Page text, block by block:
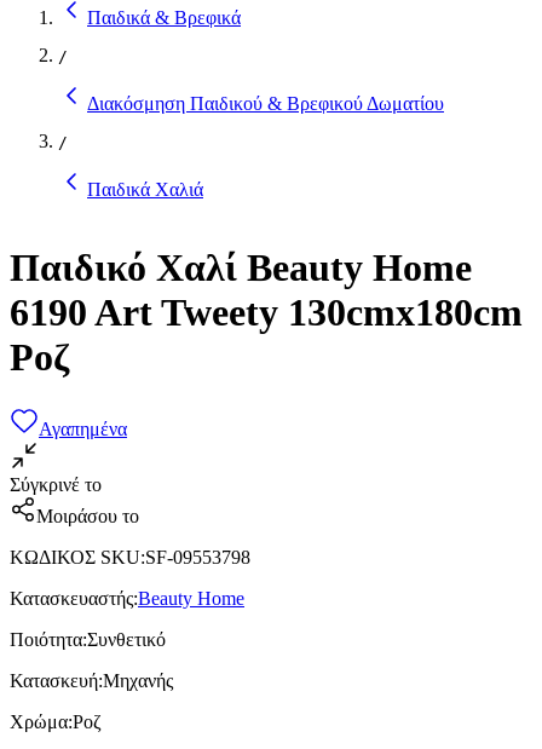
Παιδικά & Βρεφικά
/
Διακόσμηση Παιδικού & Βρεφικού Δωματίου
/
Παιδικά Χαλιά
Παιδικό Χαλί Beauty Home
6190 Art Tweety 130cmx180cm
Ροζ
Αγαπημένα
Σύγκρινέ το
Μοιράσου το
ΚΩΔΙΚΟΣ SKU:SF-09553798
Κατασκευαστής:Beauty Home
Ποιότητα:Συνθετικό
Κατασκευή:Μηχανής
Χρώμα:Ροζ